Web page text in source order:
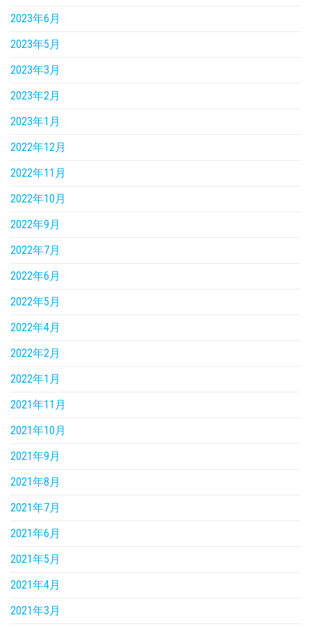
2023年6月
2023年5月
2023年3月
2023年2月
2023年1月
2022年12月
2022年11月
2022年10月
2022年9月
2022年7月
2022年6月
2022年5月
2022年4月
2022年2月
2022年1月
2021年11月
2021年10月
2021年9月
2021年8月
2021年7月
2021年6月
2021年5月
2021年4月
2021年3月